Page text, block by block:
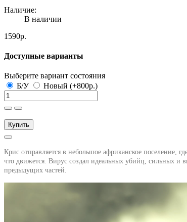
Наличие:
В наличии
1590р.
Доступные варианты
Выберите вариант состояния
Б/У
Новый (+800р.)
Купить
Крис отправляется в небольшое африканское поселение,
что движется. Вирус создал идеальных убийц, сильных и
предыдущих частей.